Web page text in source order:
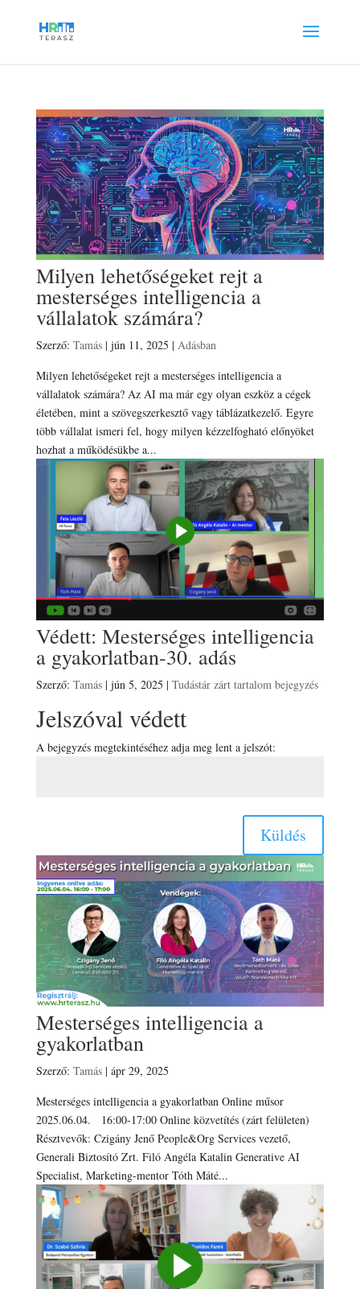
Milyen lehetőségeket rejt a
mesterséges intelligencia a
vállalatok számára?
Szerző: Tamás| jún 11, 2025 | Adásban
Milyen lehetőségeket rejt a mesterséges intelligencia a
vállalatok számára? Az AI ma már egy olyan eszköz a cégek
életében, mint a szövegszerkesztő vagy táblázatkezelő. Egyre
több vállalat ismeri fel, hogy milyen kézzelfogható előnyöket
hozhat a működésükbe a...
Védett: Mesterséges intelligencia
a gyakorlatban-30. adás
Szerző: Tamás| jún 5, 2025 | Tudástár zárt tartalom bejegyzés
Jelszóval védett
A bejegyzés megtekintéséhez adja meg lent a jelszót:
Küldés
Mesterséges intelligencia a
gyakorlatban
Szerző: Tamás| ápr 29, 2025
Mesterséges intelligencia a gyakorlatban Online műsor
2025.06.04. 16:00-17:00 Online közvetítés (zárt felületen)
Résztvevők: Czigány Jenő People&Org Services vezető,
Generali Biztosító Zrt. Filó Angéla Katalin Generative AI
Specialist, Marketing-mentor Tóth Máté...